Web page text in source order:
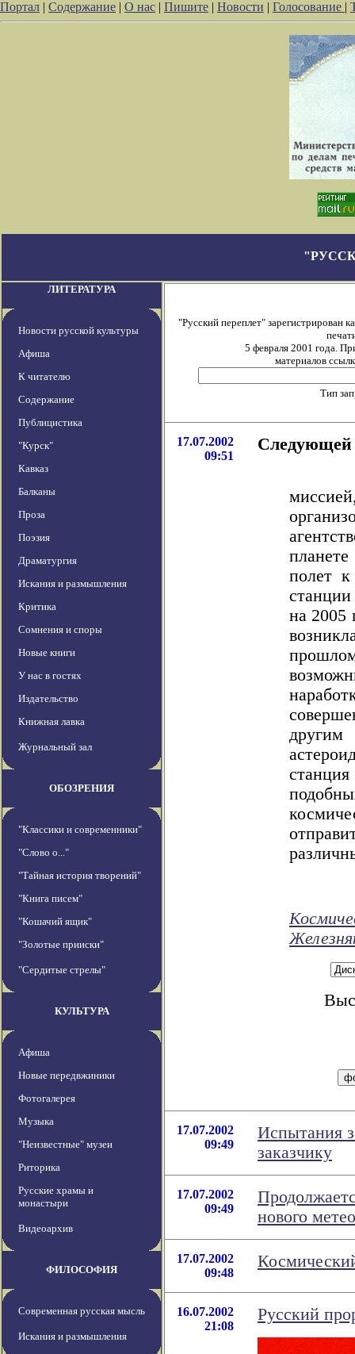
Портал | Содержание | О нас | Пишите | Новости | Голосование |
ЛИТЕРАТУРА
Новости русской культуры
Афиша
К читателю
Содержание
Публицистика
"Курск"
Кавказ
Балканы
Проза
Поэзия
Драматургия
Искания и размышления
Критика
Сомнения и споры
Новые книги
У нас в гостях
Издательство
Книжная лавка
Журнальный зал
ОБОЗРЕНИЯ
"Классики и современники"
"Слово о..."
"Тайная история творений"
"Книга писем"
"Кошачий ящик"
"Золотые прииски"
"Сердитые стрелы"
КУЛЬТУРА
Афиша
Новые передвжиники
Фотогалерея
Музыка
"Неизвестные" музеи
Риторика
Русские храмы и
монастыри
Видеоархив
ФИЛОСОФИЯ
Современная русская мысль
Искания и размышления
"Русский переплет" зарегистрирован
5 февраля 2001 года.
материалов
Тип
17.07.2002
09:51
Следующей
полет к
на 2005
17.07.2002
09:49
Испытания
заказчику
17.07.2002
09:49
нового
17.07.2002
09:48
16.07.2002
21:08
Русский